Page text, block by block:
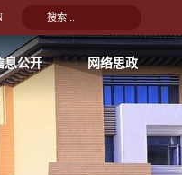
息公开 网络思政